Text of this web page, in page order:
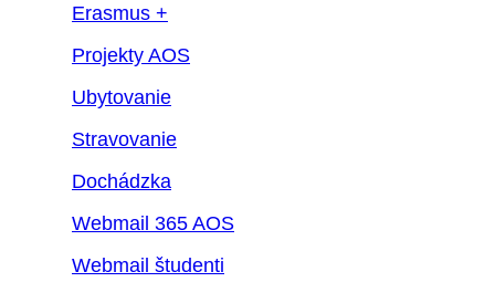
Erasmus +
Projekty AOS
Ubytovanie
Stravovanie
Dochádzka
Webmail 365 AOS
Webmail študenti